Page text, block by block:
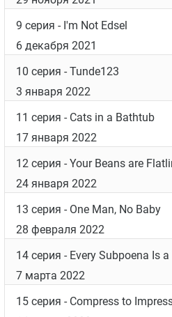
4 серия
- Old Strokey
11 октября 2021
5 серия
- Greasy Badge of Honor
18 октября 2021
6 серия
- The Devil's Throuple
1 ноября 2021
7 серия
- Fumble in the Dark
8 ноября 2021
8 серия
- Light Duty
29 ноября 2021
9 серия
- I'm Not Edsel
6 декабря 2021
10 серия
- Tunde123
3 января 2022